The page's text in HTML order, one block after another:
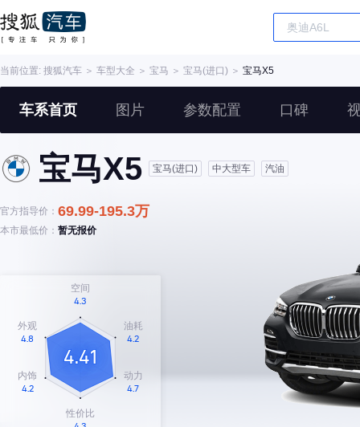
当前位置: 搜狐汽车 ＞ 车型大全 ＞ 宝马 ＞ 宝马(进口) ＞ 宝马X5
车系首页 图片 参数配置 口碑
宝马X5 宝马(进口) 中大型车 汽油
官方指导价： 69.99-195.3万
本市最低价： 暂无报价